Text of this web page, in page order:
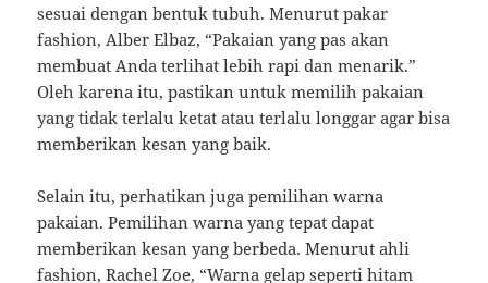
sesuai dengan bentuk tubuh. Menurut pakar
fashion, Alber Elbaz, “Pakaian yang pas akan
membuat Anda terlihat lebih rapi dan menarik.”
Oleh karena itu, pastikan untuk memilih pakaian
yang tidak terlalu ketat atau terlalu longgar agar bisa
memberikan kesan yang baik.
Selain itu, perhatikan juga pemilihan warna
pakaian. Pemilihan warna yang tepat dapat
memberikan kesan yang berbeda. Menurut ahli
fashion, Rachel Zoe, “Warna gelap seperti hitam